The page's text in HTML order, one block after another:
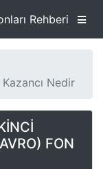
Rehberi
Nedir
FON